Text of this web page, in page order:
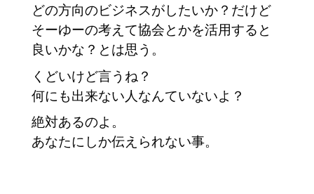
どの方向のビジネスがしたいか？だけど
そーゆーの考えて協会とかを活用すると
良いかな？とは思う。
くどいけど言うね？
何にも出来ない人なんていないよ？
絶対あるのよ。
あなたにしか伝えられない事。